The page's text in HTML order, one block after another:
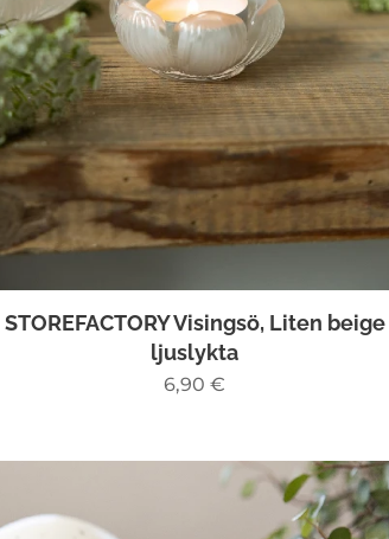
STOREFACTORY Visingsö, Liten beige
ljuslykta
6,90 €